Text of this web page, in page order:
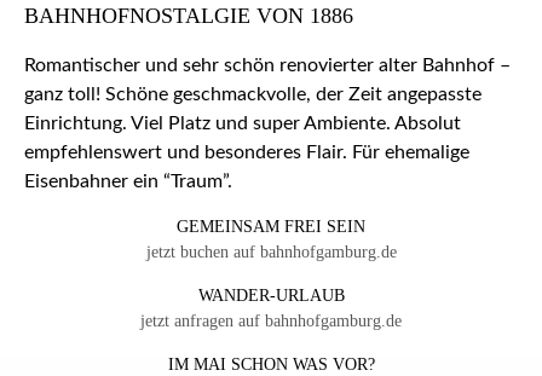
BAHNHOFNOSTALGIE VON 1886
Romantischer und sehr schön renovierter alter Bahnhof –
ganz toll! Schöne geschmackvolle, der Zeit angepasste
Einrichtung. Viel Platz und super Ambiente. Absolut
empfehlenswert und besonderes Flair. Für ehemalige
Eisenbahner ein “Traum”.
GEMEINSAM FREI SEIN
jetzt buchen auf bahnhofgamburg.de
WANDER-URLAUB
jetzt anfragen auf bahnhofgamburg.de
IM MAI SCHON WAS VOR?